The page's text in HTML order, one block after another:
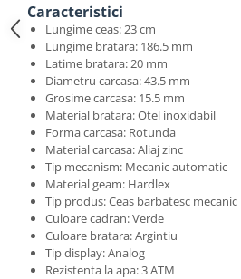
Caracteristici
Lungime ceas: 23 cm
Lungime bratara: 186.5 mm
Latime bratara: 20 mm
Diametru carcasa: 43.5 mm
Grosime carcasa: 15.5 mm
Material bratara: Otel inoxidabil
Forma carcasa: Rotunda
Material carcasa: Aliaj zinc
Tip mecanism: Mecanic automatic
Material geam: Hardlex
Tip produs: Ceas barbatesc mecanic
Culoare cadran: Verde
Culoare bratara: Argintiu
Tip display: Analog
Rezistenta la apa: 3 ATM